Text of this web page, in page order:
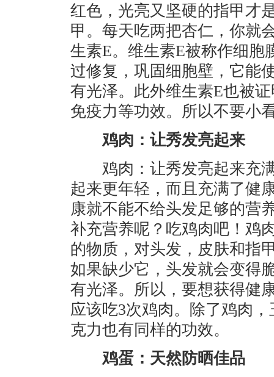
红色，光亮又坚硬的指甲才
甲。每天吃两把杏仁，你就
生素E。维生素E被称作细胞
过修复，巩固细胞壁，它能
有光泽。此外维生素E也被
免疫力等功效。所以不要小
鸡肉：让秀发亮起来
鸡肉：让秀发亮起来充满
起来更年轻，而且充满了健
康就不能不给头发足够的营
补充营养呢？吃鸡肉吧！鸡
的物质，对头发，皮肤和指
如果缺少它，头发就会变得
有光泽。所以，要想获得健
应该吃3次鸡肉。除了鸡肉
克力也有同样的功效。
鸡蛋：天然防晒佳品